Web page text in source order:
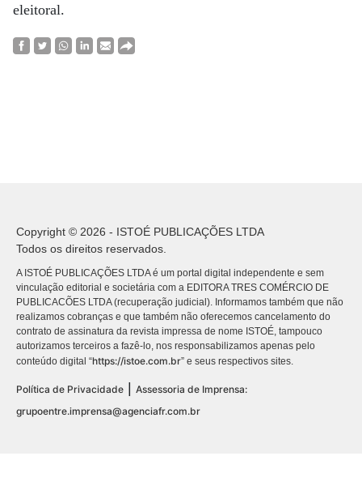
eleitoral.
Copyright © 2026 - ISTOÉ PUBLICAÇÕES LTDA
Todos os direitos reservados.
A ISTOÉ PUBLICAÇÕES LTDA é um portal digital independente e sem
vinculação editorial e societária com a EDITORA TRES COMÉRCIO DE
PUBLICACÕES LTDA (recuperação judicial). Informamos também que não
realizamos cobranças e que também não oferecemos cancelamento do
contrato de assinatura da revista impressa de nome ISTOÉ, tampouco
autorizamos terceiros a fazê-lo, nos responsabilizamos apenas pelo
conteúdo digital “https://istoe.com.br” e seus respectivos sites.
Política de Privacidade
Assessoria de Imprensa:
grupoentre.imprensa@agenciafr.com.br